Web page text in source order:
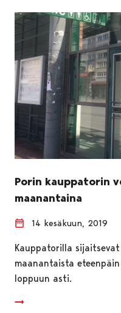
Porin kauppatorin
maanantaina
14 kesäkuun, 2019
Kauppatorilla
maanantaista
loppuun asti.